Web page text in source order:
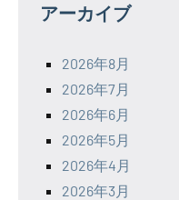
アーカイブ
2026年8月
2026年7月
2026年6月
2026年5月
2026年4月
2026年3月